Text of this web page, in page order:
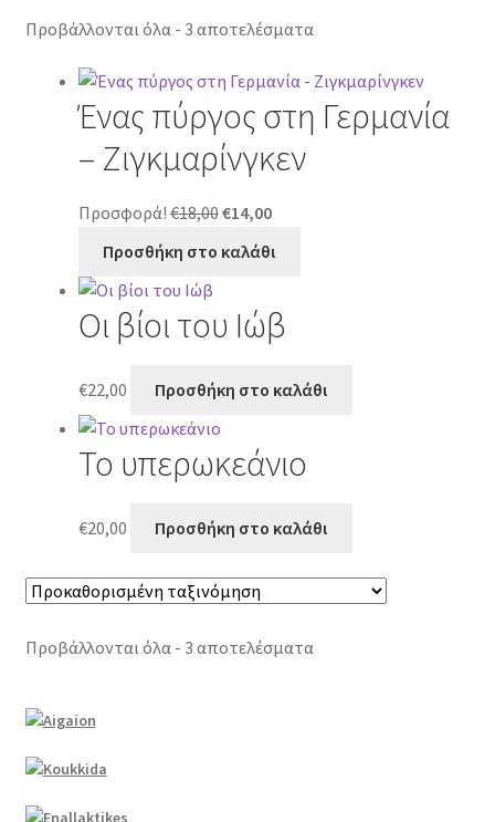
Προβάλλονται όλα - 3 αποτελέσματα
Ένας πύργος στη Γερμανία
– Ζιγκμαρίνγκεν
Προσφορά!€18,00Original
price
€14,00Η
€14,00.
Προσθήκη στο καλάθι
Οι βίοι του Ιώβ
€22,00 Προσθήκη στο καλάθι
Το υπερωκεάνιο
€20,00 Προσθήκη στο καλάθι
Προβάλλονται όλα - 3 αποτελέσματα